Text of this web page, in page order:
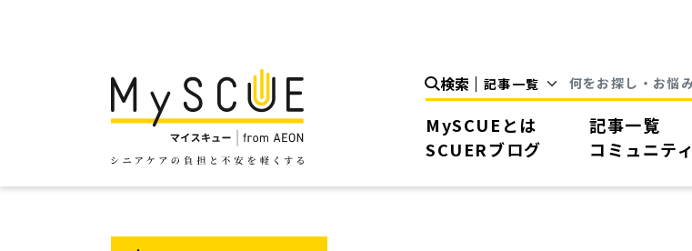
検索
MySCUEとは 記事一覧
SCUERブログ
コミュニティ